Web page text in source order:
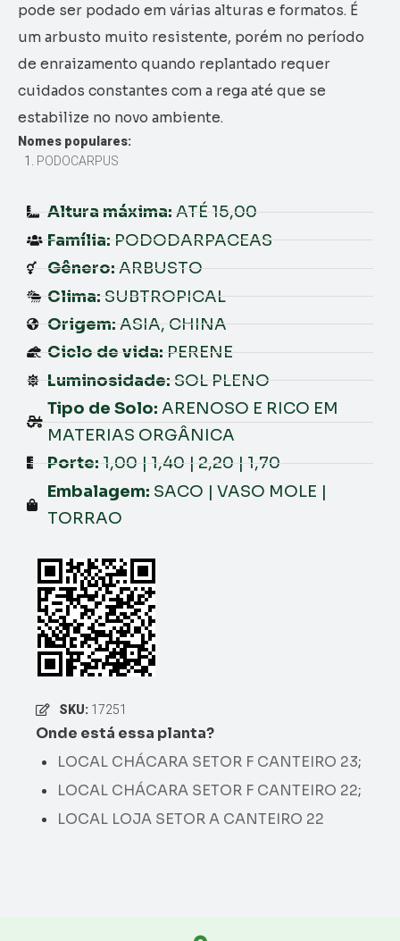
pode ser podado em várias alturas e formatos. É
um arbusto muito resistente, porém no período
de enraizamento quando replantado requer
cuidados constantes com a rega até que se
estabilize no novo ambiente.
Nomes populares:
PODOCARPUS
Altura máxima: ATÉ 15,00
Família: PODODARPACEAS
Gênero: ARBUSTO
Clima: SUBTROPICAL
Origem: ASIA, CHINA
Ciclo de vida: PERENE
Luminosidade: SOL PLENO
Tipo de Solo: ARENOSO E RICO EM
MATERIAS ORGÂNICA
Porte: 1,00 | 1,40 | 2,20 | 1,70
Embalagem: SACO | VASO MOLE |
TORRAO
SKU: 17251
Onde está essa planta?
LOCAL CHÁCARA SETOR F CANTEIRO 23;
LOCAL CHÁCARA SETOR F CANTEIRO 22;
LOCAL LOJA SETOR A CANTEIRO 22